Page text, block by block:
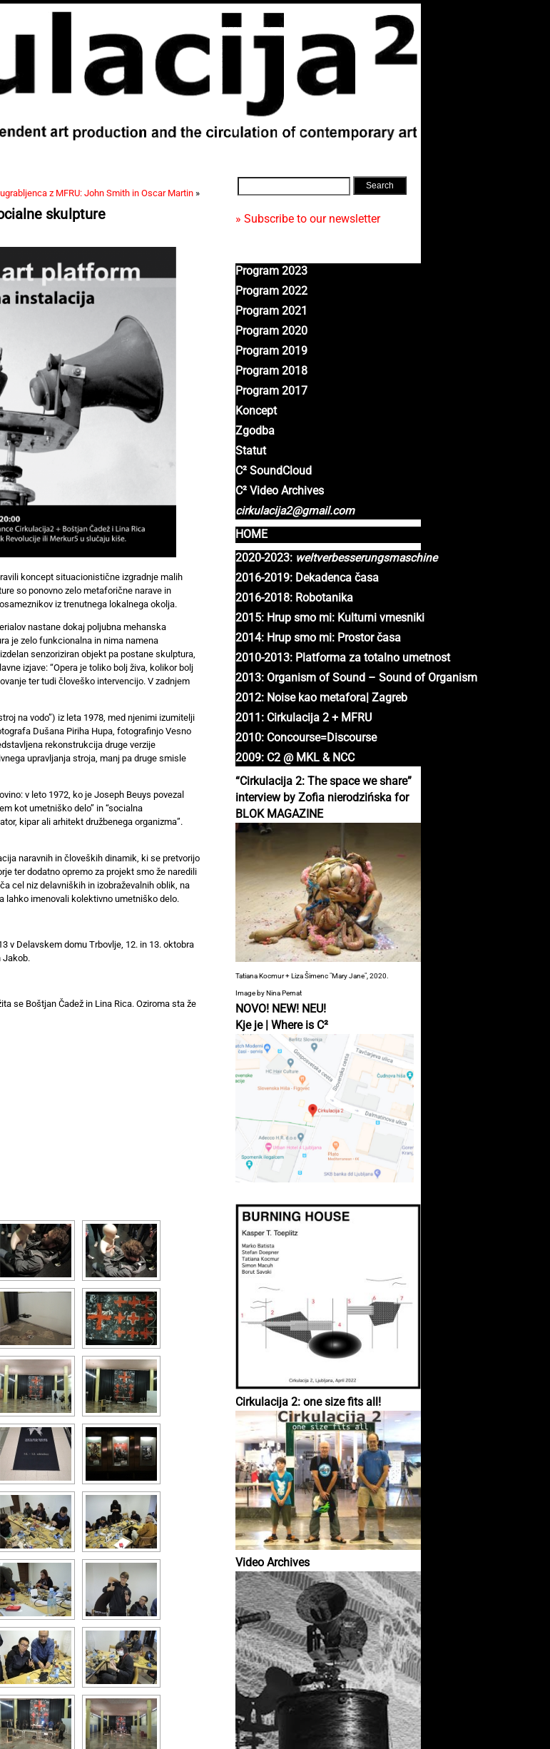
» Subscribe to our newsletter
Program 2023
Program 2022
Program 2021
Program 2020
Program 2019
Program 2018
Program 2017
Koncept
Zgodba
Statut
C² SoundCloud
C² Video Archives
cirkulacija2@gmail.com
HOME
2020-2023: weltverbesserungsmaschine
2016-2019: Dekadenca časa
2016-2018: Robotanika
2015: Hrup smo mi: Kulturni vmesniki
2014: Hrup smo mi: Prostor časa
2010-2013: Platforma za totalno umetnost
2013: Organism of Sound – Sound of Organism
2012: Noise kao metafora| Zagreb
2011: Cirkulacija 2 + MFRU
2010: Concourse=Discourse
2009: C2 @ MKL & NCC
“Cirkulacija 2: The space we share”
interview by Zofia nierodzińska for
BLOK MAGAZINE
Tatiana Kocmur + Liza Šimenc "Mary Jane", 2020.
Image by Nina Pernat
NOVO! NEW! NEU!
Kje je | Where is C²
Cirkulacija 2: one size fits all!
Video Archives
z MFRU: John Smith in Oscar Martin»
skulpture
koncept situacionistične izgradnje malih
so ponovno zelo metaforične narave in
iz trenutnega lokalnega okolja.
nastane dokaj poljubna mehanska
je zelo funkcionalna in nima namena
senzoriziran objekt pa postane skulptura,
izjave: “Opera je toliko bolj živa, kolikor bolj
ter tudi človeško intervencijo. V zadnjem
na vodo”) iz leta 1978, med njenimi izumitelji
Dušana Piriha Hupa, fotografinjo Vesno
rekonstrukcija druge verzije
upravljanja stroja, manj pa druge smisle
v leto 1972, ko je Joseph Beuys povezal
kot umetniško delo” in “socialna
kipar ali arhitekt družbenega organizma”.
naravnih in človeških dinamik, ki se pretvorijo
ter dodatno opremo za projekt smo že naredili
cel niz delavniških in izobraževalnih oblik, na
lahko imenovali kolektivno umetniško delo.
v Delavskem domu Trbovlje, 12. in 13. oktobra
Jakob.
se Boštjan Čadež in Lina Rica. Oziroma sta že